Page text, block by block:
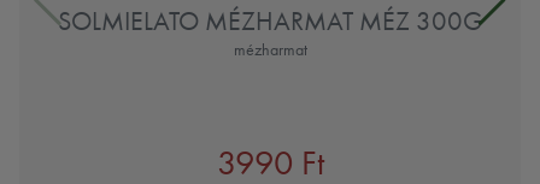
SOLMIELATO MÉZHARMAT MÉZ 300G
mézharmat
3990 Ft